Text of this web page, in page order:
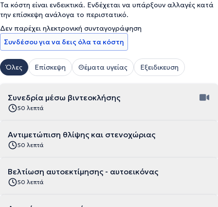
Τα κόστη είναι ενδεικτικά. Ενδέχεται να υπάρξουν αλλαγές κατά
την επίσκεψη ανάλογα το περιστατικό.
Δεν παρέχει ηλεκτρονική συνταγογράφηση
Συνδέσου για να δεις όλα τα κόστη
Όλες Επίσκεψη Θέματα υγείας Εξειδικευση
Συνεδρία μέσω βιντεοκλήσης
50 λεπτά
Αντιμετώπιση θλίψης και στενοχώριας
50 λεπτά
Βελτίωση αυτοεκτίμησης - αυτοεικόνας
50 λεπτά